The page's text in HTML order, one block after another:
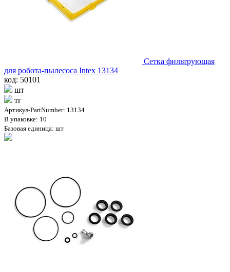
Сетка фильтрующая
для робота-пылесоса Intex 13134
код: 50101
шт
тг
Артикул-PartNumber: 13134
В упаковке: 10
Базовая единица: шт